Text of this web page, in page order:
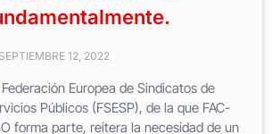
SEPTIEMBRE 12, 2022
Europea de Sindicatos de
Públicos (FSESP), de la que FAC-
forma parte, reitera la necesidad de un